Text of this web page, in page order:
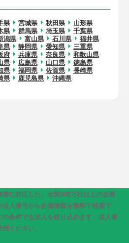
県 宮城県 秋田県
山形県
県 群馬県 埼玉県
千葉県
潟県 富山県 石川県
福井県
県 静岡県 愛知県
三重県
府 兵庫県 奈良県
和歌山県
県 広島県 山口県
徳島県
県 福岡県 佐賀県
長崎県
県 鹿児島県 沖縄県
に対応した、全国500万社以上の企業
人番号から企業情報を無料で検索で
条件でも法人を絞り込めます。法人番
ください。